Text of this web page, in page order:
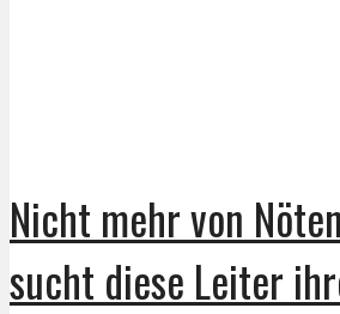
Nicht mehr von
sucht diese Leiter